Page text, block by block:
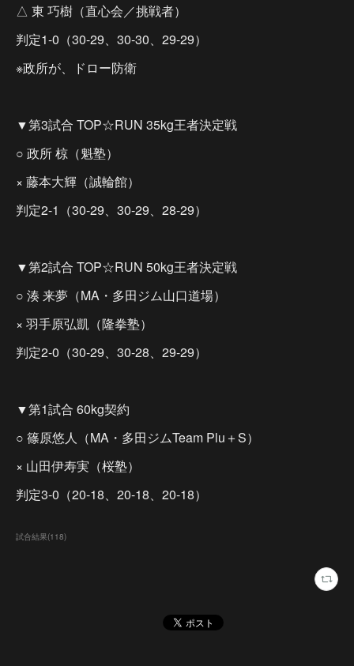
△ 東 巧樹（直心会／挑戦者）
判定1-0（30-29、30-30、29-29）
※政所が、ドロー防衛
▼第3試合 TOP☆RUN 35kg王者決定戦
○ 政所 椋（魁塾）
× 藤本大輝（誠輪館）
判定2-1（30-29、30-29、28-29）
▼第2試合 TOP☆RUN 50kg王者決定戦
○ 湊 来夢（MA・多田ジム山口道場）
× 羽手原弘凱（隆拳塾）
判定2-0（30-29、30-28、29-29）
▼第1試合 60kg契約
○ 篠原悠人（MA・多田ジムTeam Plu＋S）
× 山田伊寿実（桜塾）
判定3-0（20-18、20-18、20-18）
試合結果(118)